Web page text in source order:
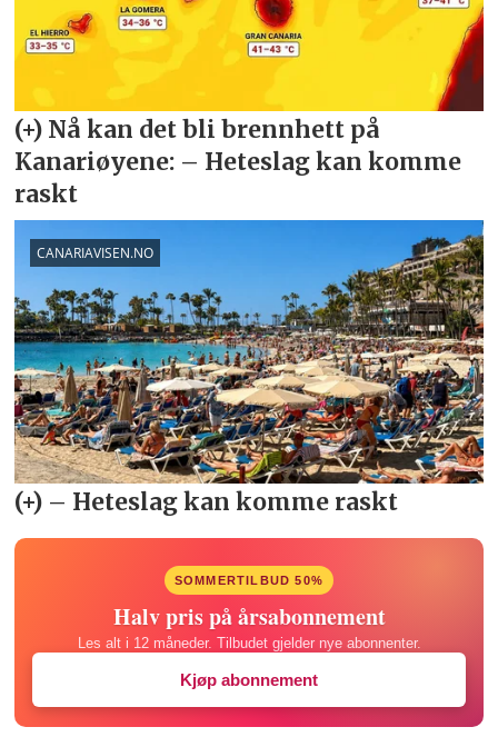
SOMMERTILBUD 50%
Halv pris på årsabonnement
Les alt i 12 måneder. Tilbudet gjelder nye abonnenter.
Kjøp abonnement